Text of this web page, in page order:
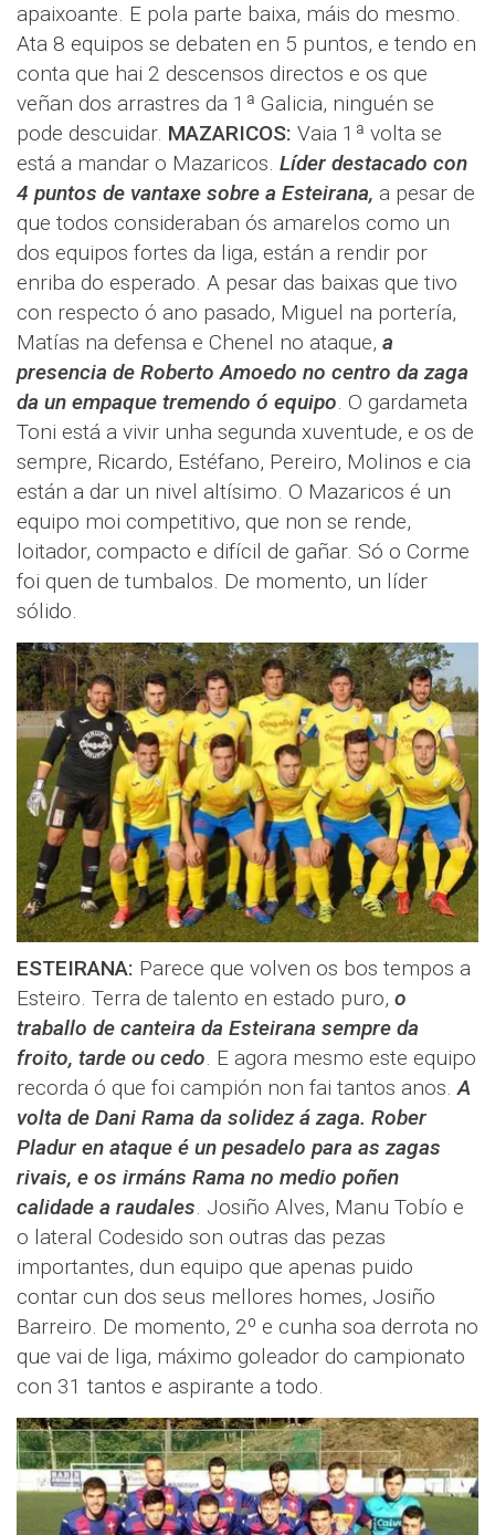
apaixoante. E pola parte baixa, máis do mesmo.
Ata 8 equipos se debaten en 5 puntos, e tendo en
conta que hai 2 descensos directos e os que
veñan dos arrastres da 1ª Galicia, ninguén se
pode descuidar. MAZARICOS: Vaia 1ª volta se
está a mandar o Mazaricos. Líder destacado con
4 puntos de vantaxe sobre a Esteirana, a pesar de
que todos consideraban ós amarelos como un
dos equipos fortes da liga, están a rendir por
enriba do esperado. A pesar das baixas que tivo
con respecto ó ano pasado, Miguel na portería,
Matías na defensa e Chenel no ataque, a
presencia de Roberto Amoedo no centro da zaga
da un empaque tremendo ó equipo. O gardameta
Toni está a vivir unha segunda xuventude, e os de
sempre, Ricardo, Estéfano, Pereiro, Molinos e cia
están a dar un nivel altísimo. O Mazaricos é un
equipo moi competitivo, que non se rende,
loitador, compacto e difícil de gañar. Só o Corme
foi quen de tumbalos. De momento, un líder
sólido.
ESTEIRANA: Parece que volven os bos tempos a
Esteiro. Terra de talento en estado puro, o
traballo de canteira da Esteirana sempre da
froito, tarde ou cedo. E agora mesmo este equipo
recorda ó que foi campión non fai tantos anos.A
volta de Dani Rama da solidez á zaga. Rober
Pladur en ataque é un pesadelo para as zagas
rivais, e os irmáns Rama no medio poñen
calidade a raudales. Josiño Alves, Manu Tobío e
o lateral Codesido son outras das pezas
importantes, dun equipo que apenas puido
contar cun dos seus mellores homes, Josiño
Barreiro. De momento, 2º e cunha soa derrota no
que vai de liga, máximo goleador do campionato
con 31 tantos e aspirante a todo.